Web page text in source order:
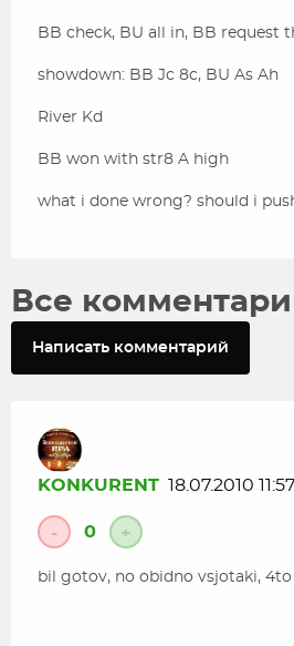
BB check, BU all in, BB request
showdown: BB Jc 8c, BU As Ah
River Kd
BB won with str8 A high
what i done wrong? should i
Все
Написать комментарий
KONKURENT 18.07.2010 11:57
- 0 +
bil gotov, no obidno vsjotaki, 4to